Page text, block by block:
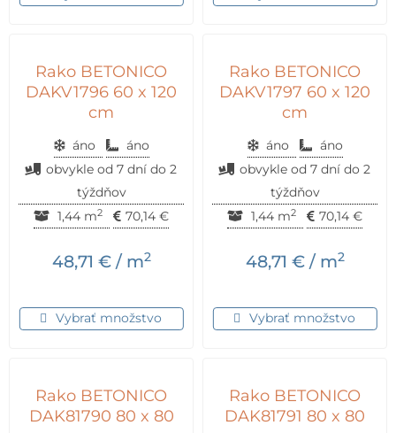
Rako BETONICO
DAKV1796 60 x 120
cm
áno
áno
obvykle od 7 dní do 2
týždňov
1,44 m2 70,14 €
48,71 €/ m2
Vybrať množstvo
Rako BETONICO
DAKV1797 60 x 120
cm
áno
áno
obvykle od 7 dní do 2
týždňov
1,44 m2 70,14 €
48,71 €/ m2
Vybrať množstvo
Rako BETONICO
DAK81790 80 x 80
Rako BETONICO
DAK81791 80 x 80